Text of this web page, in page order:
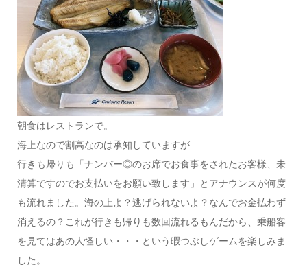
朝食はレストランで。
海上なので割高なのは承知していますが
行きも帰りも「ナンバー◎のお席でお食事をされたお客様、未
清算ですのでお支払いをお願い致します」とアナウンスが何度
も流れました。海の上よ？逃げられないよ？なんでお金払わず
消えるの？これが行きも帰りも数回流れるもんだから、乗船客
を見てはあの人怪しい・・・という暇つぶしゲームを楽しみま
した。